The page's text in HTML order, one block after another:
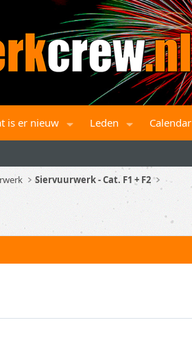
is er nieuw Leden Calendar
Siervuurwerk - Cat. F1 + F2